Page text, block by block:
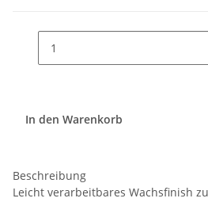
In den Warenkorb
Beschreibung
Leicht verarbeitbares Wachsfinish